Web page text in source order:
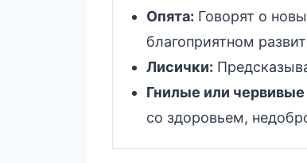
Опята: Говорят о
благоприятном
Лисички:
Гнилые или
со здоровьем,